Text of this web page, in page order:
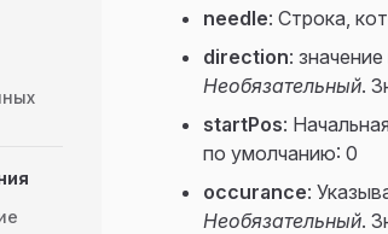
needle: Строка,
direction:
Необязательный.
startPos:
по умолчанию: 0
occurance:
Необязательный.